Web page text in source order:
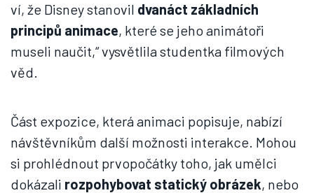
ví, že Disney stanovil dvanáct základních
principů animace, které se jeho animátoři
museli naučit,“ vysvětlila studentka filmových
věd.
Část expozice, která animaci popisuje, nabízí
návštěvníkům další možnosti interakce. Mohou
si prohlédnout prvopočátky toho, jak umělci
dokázali rozpohybovat statický obrázek, nebo